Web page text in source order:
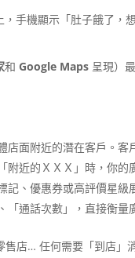
手機顯示「肚子餓了，
和 Google Maps 呈現）
店面附近的潛在客戶。
附近的ＸＸＸ」時，你
記、優惠券或高評價星級
「通話次數」，直接衡量
售店… 任何需要「到店」